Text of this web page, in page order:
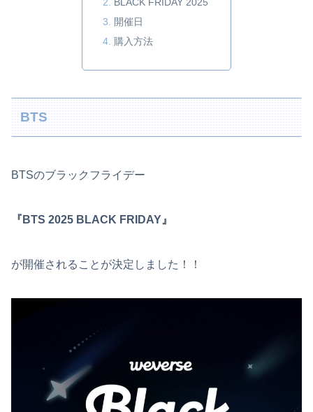
開催日
購入方法
BTS
BTSのブラックフライデー
『BTS 2025 BLACK FRIDAY』
が開催されることが決定しました！！